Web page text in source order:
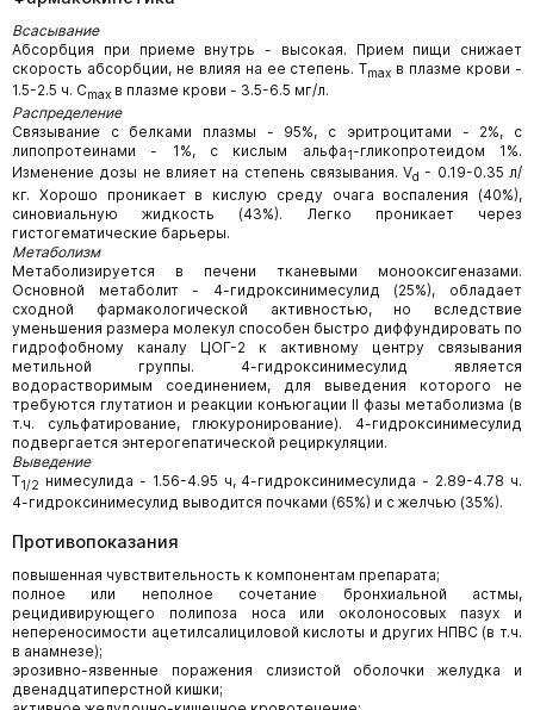
Всасывание
Абсорбция при приеме внутрь - высокая. Прием пищи снижает
скорость абсорбции, не влияя на ее степень. Тmax в плазме крови -
1.5-2.5 ч. Сmax в плазме крови - 3.5-6.5 мг/л.
Распределение
Связывание с белками плазмы - 95%, с эритроцитами - 2%, с
липопротеинами - 1%, с кислым альфа1-гликопротеидом 1%.
Изменение дозы не влияет на степень связывания. Vd- 0.19-0.35 л/
кг. Хорошо проникает в кислую среду очага воспаления (40%),
синовиальную жидкость (43%). Легко проникает через
гистогематические барьеры.
Метаболизм
Метаболизируется в печени тканевыми монооксигеназами.
Основной метаболит - 4-гидроксинимесулид (25%), обладает
сходной фармакологической активностью, но вследствие
уменьшения размера молекул способен быстро диффундировать по
гидрофобному каналу ЦОГ-2 к активному центру связывания
метильной группы. 4-гидроксинимесулид является
водорастворимым соединением, для выведения которого не
требуются глутатион и реакции конъюгации II фазы метаболизма (в
т.ч. сульфатирование, глюкуронирование). 4-гидроксинимесулид
подвергается энтерогепатической рециркуляции.
Выведение
Т1/2 нимесулида - 1.56-4.95 ч, 4-гидроксинимесулида - 2.89-4.78 ч.
4-гидроксинимесулид выводится почками (65%) и с желчью (35%).
Противопоказания
повышенная чувствительность к компонентам препарата;
полное или неполное сочетание бронхиальной астмы,
рецидивирующего полипоза носа или околоносовых пазух и
непереносимости ацетилсалициловой кислоты и других НПВС (в т.ч.
в анамнезе);
эрозивно-язвенные поражения слизистой оболочки желудка и
двенадцатиперстной кишки;